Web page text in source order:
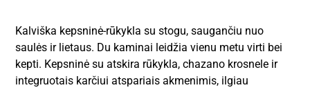
Kalviška kepsninė-rūkykla su stogu, saugančiu nuo
saulės ir lietaus. Du kaminai leidžia vienu metu virti bei
kepti. Kepsninė su atskira rūkykla, chazano krosnele ir
integruotais karčiui atspariais akmenimis, ilgiau